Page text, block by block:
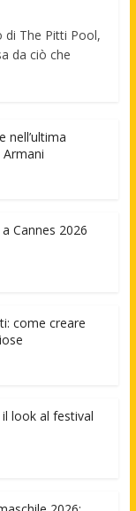
The Pitti Pool,
da ciò che
nell’ultima
Cannes 2026
come creare
look al festival